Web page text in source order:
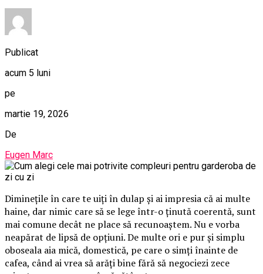
Publicat
acum 5 luni
pe
martie 19, 2026
De
Eugen Marc
Diminețile în care te uiți în dulap și ai impresia că ai multe
haine, dar nimic care să se lege într-o ținută coerentă, sunt
mai comune decât ne place să recunoaștem. Nu e vorba
neapărat de lipsă de opțiuni. De multe ori e pur și simplu
oboseala aia mică, domestică, pe care o simți înainte de
cafea, când ai vrea să arăți bine fără să negociezi zece